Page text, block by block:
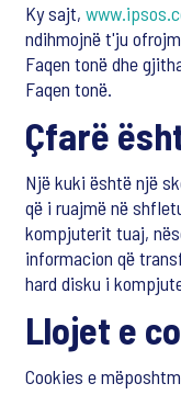
Ky sajt,
ndihmojnë t'ju
Faqen tonë dhe
Faqen tonë.
Çfarë
Një kuki është një
që i ruajmë në
kompjuterit tuaj,
informacion që
hard disku i
Llojet e
Cookies e